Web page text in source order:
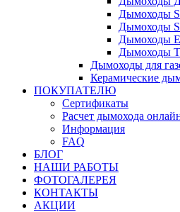
Дымоходы
Дымоходы
Дымоходы
Дымоходы
Дымоходы для
Керамические
ПОКУПАТЕЛЮ
Сертификаты
Расчет дымохода
Информация
FAQ
БЛОГ
НАШИ РАБОТЫ
ФОТОГАЛЕРЕЯ
КОНТАКТЫ
АКЦИИ